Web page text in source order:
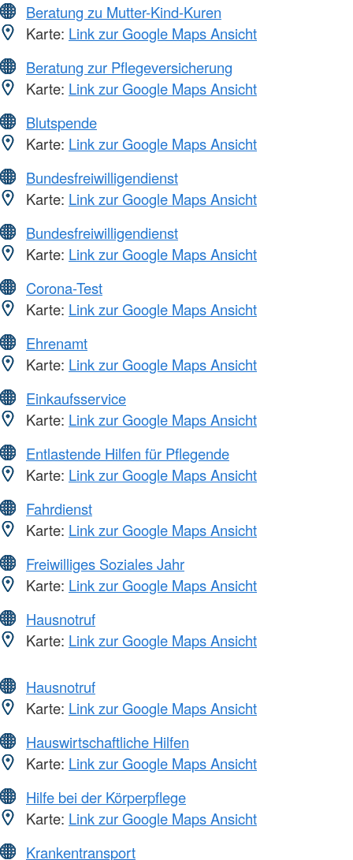
Beratung zu Mutter-Kind-Kuren
Karte: Link zur Google Maps Ansicht
Beratung zur Pflegeversicherung
Karte: Link zur Google Maps Ansicht
Blutspende
Karte: Link zur Google Maps Ansicht
Bundesfreiwilligendienst
Karte: Link zur Google Maps Ansicht
Bundesfreiwilligendienst
Karte: Link zur Google Maps Ansicht
Corona-Test
Karte: Link zur Google Maps Ansicht
Ehrenamt
Karte: Link zur Google Maps Ansicht
Einkaufsservice
Karte: Link zur Google Maps Ansicht
Entlastende Hilfen für Pflegende
Karte: Link zur Google Maps Ansicht
Fahrdienst
Karte: Link zur Google Maps Ansicht
Freiwilliges Soziales Jahr
Karte: Link zur Google Maps Ansicht
Hausnotruf
Karte: Link zur Google Maps Ansicht
Hausnotruf
Karte: Link zur Google Maps Ansicht
Hauswirtschaftliche Hilfen
Karte: Link zur Google Maps Ansicht
Hilfe bei der Körperpflege
Karte: Link zur Google Maps Ansicht
Krankentransport